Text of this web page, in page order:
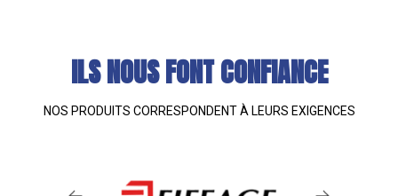
ILS NOUS FONT CONFIANCE
NOS PRODUITS CORRESPONDENT À LEURS EXIGENCES